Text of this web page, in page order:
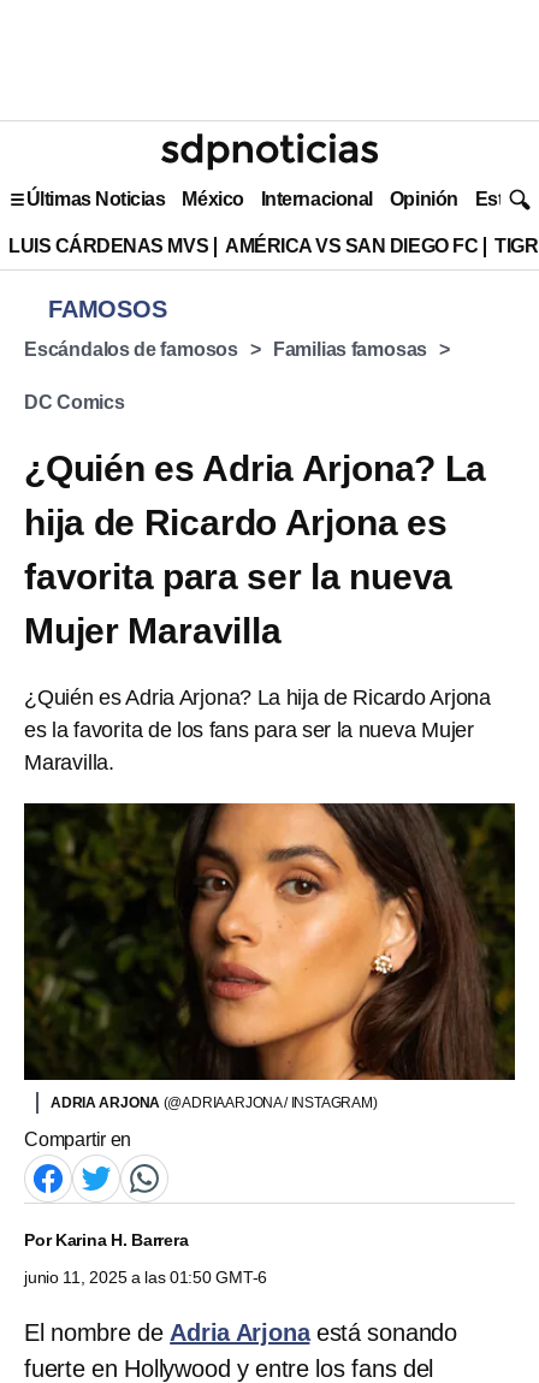
Últimas Noticias México Internacional Opinión Estilo
LUIS CÁRDENAS MVS AMÉRICA VS SAN DIEGO FC
FAMOSOS
Escándalos de famosos Familias famosas
DC Comics
¿Quién es Adria Arjona? La
hija de Ricardo Arjona es
favorita para ser la nueva
Mujer Maravilla
¿Quién es Adria Arjona? La hija de Ricardo Arjona
es la favorita de los fans para ser la nueva Mujer
Maravilla.
ADRIA ARJONA (@ADRIAARJONA / INSTAGRAM)
Compartir en
PorKarina H. Barrera
junio 11, 2025 a las 01:50 GMT-6
El nombre de Adria Arjonaestá sonando
fuerte en Hollywood y entre los fans del